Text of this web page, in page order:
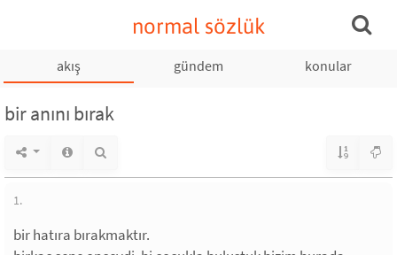
normal sözlük
akış gündem konular
bir anını bırak
1.
bir hatıra bırakmaktır.